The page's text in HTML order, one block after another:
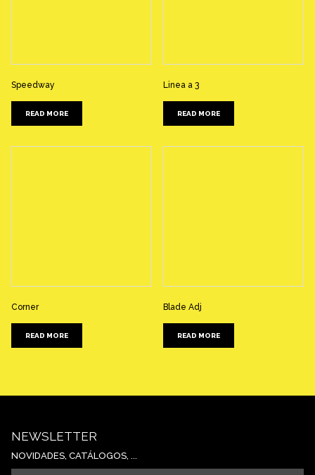
Speedway
READ MORE
Linea a 3
READ MORE
Corner
READ MORE
Blade Adj
READ MORE
NEWSLETTER
NOVIDADES, CATÁLOGOS, ...